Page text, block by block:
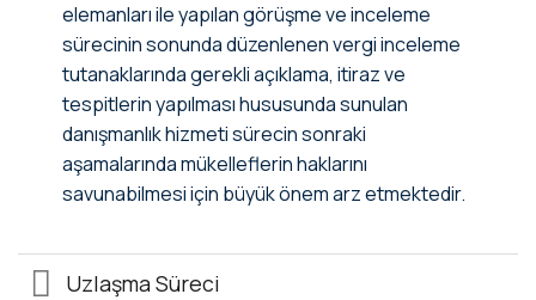
elemanları ile yapılan görüşme ve inceleme
sürecinin sonunda düzenlenen vergi inceleme
tutanaklarında gerekli açıklama, itiraz ve
tespitlerin yapılması hususunda sunulan
danışmanlık hizmeti sürecin sonraki
aşamalarında mükelleflerin haklarını
savunabilmesi için büyük önem arz etmektedir.
Uzlaşma Süreci